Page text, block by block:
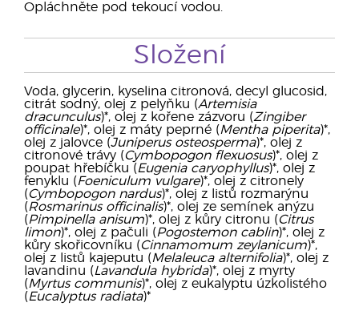
Opláchněte pod tekoucí vodou.
Složení
Voda, glycerin, kyselina citronová, decyl glucosid,
citrát sodný, olej z pelyňku (Artemisia
dracunculus)*, olej z kořene zázvoru (Zingiber
officinale)*, olej z máty peprné (Mentha piperita)*,
olej z jalovce (Juniperus osteosperma)*, olej z
citronové trávy (Cymbopogon flexuosus)*, olej z
poupat hřebíčku (Eugenia caryophyllus)*, olej z
fenyklu (Foeniculum vulgare)*, olej z citronely
(Cymbopogon nardus)*, olej z listů rozmarýnu
(Rosmarinus officinalis)*, olej ze semínek anýzu
(Pimpinella anisum)*, olej z kůry citronu (Citrus
limon)*, olej z pačuli (Pogostemon cablin)*, olej z
kůry skořicovníku (Cinnamomum zeylanicum)*,
olej z listů kajeputu (Melaleuca alternifolia)*, olej z
lavandinu (Lavandula hybrida)*, olej z myrty
(Myrtus communis)*, olej z eukalyptu úzkolistého
(Eucalyptus radiata)*